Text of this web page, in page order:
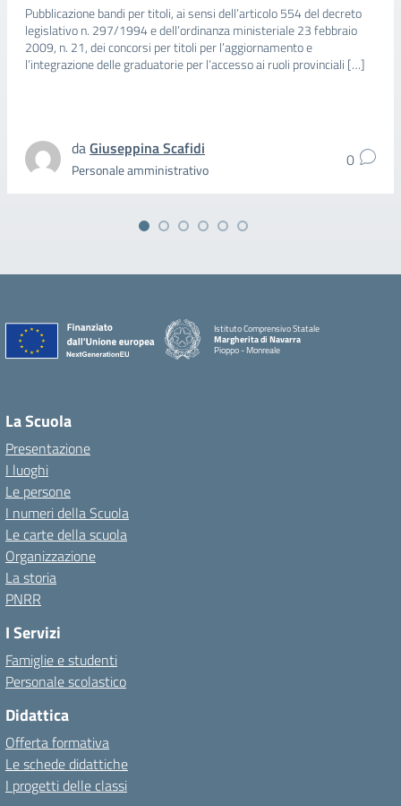
Pubblicazione bandi per titoli, ai sensi dell’articolo 554 del decreto
legislativo n. 297/1994 e dell’ordinanza ministeriale 23 febbraio
2009, n. 21, dei concorsi per titoli per l’aggiornamento e
l’integrazione delle graduatorie per l’accesso ai ruoli provinciali […]
daGiuseppina Scafidi
Personale amministrativo 0
Istituto Comprensivo Statale
Margherita di Navarra
Pioppo - Monreale
La Scuola
Presentazione
I luoghi
Le persone
I numeri della Scuola
Le carte della scuola
Organizzazione
La storia
PNRR
I Servizi
Famiglie e studenti
Personale scolastico
Didattica
Offerta formativa
Le schede didattiche
I progetti delle classi